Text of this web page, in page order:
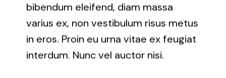
bibendum eleifend, diam massa
varius ex, non vestibulum risus metus
in eros. Proin eu urna vitae ex feugiat
interdum. Nunc vel auctor nisi.